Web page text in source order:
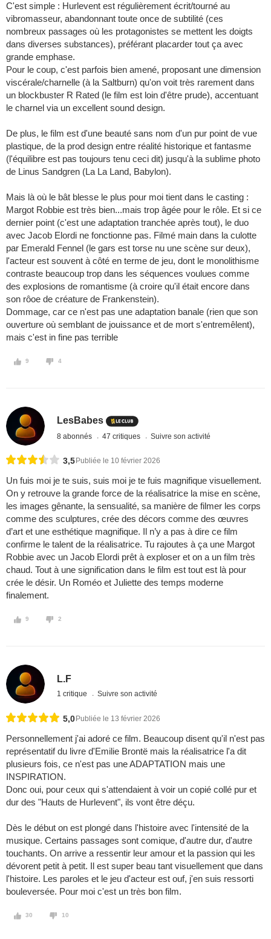
C'est simple : Hurlevent est régulièrement écrit/tourné au
vibromasseur, abandonnant toute once de subtilité (ces
nombreux passages où les protagonistes se mettent les doigts
dans diverses substances), préférant placarder tout ça avec
grande emphase.
Pour le coup, c'est parfois bien amené, proposant une dimension
viscérale/charnelle (à la Saltburn) qu'on voit très rarement dans
un blockbuster R Rated (le film est loin d'être prude), accentuant
le charnel via un excellent sound design.
De plus, le film est d'une beauté sans nom d'un pur point de vue
plastique, de la prod design entre réalité historique et fantasme
(l'équilibre est pas toujours tenu ceci dit) jusqu'à la sublime photo
de Linus Sandgren (La La Land, Babylon).
Mais là où le bât blesse le plus pour moi tient dans le casting :
Margot Robbie est très bien...mais trop âgée pour le rôle. Et si ce
dernier point (c'est une adaptation tranchée après tout), le duo
avec Jacob Elordi ne fonctionne pas. Filmé main dans la culotte
par Emerald Fennel (le gars est torse nu une scène sur deux),
l'acteur est souvent à côté en terme de jeu, dont le monolithisme
contraste beaucoup trop dans les séquences voulues comme
des explosions de romantisme (à croire qu'il était encore dans
son rôoe de créature de Frankenstein).
Dommage, car ce n'est pas une adaptation banale (rien que son
ouverture où semblant de jouissance et de mort s'entremêlent),
mais c'est in fine pas terrible
9 4
LesBabes
8 abonnés 47 critiques Suivre son activité
3,5 Publiée le 10 février 2026
Un fuis moi je te suis, suis moi je te fuis magnifique visuellement.
On y retrouve la grande force de la réalisatrice la mise en scène,
les images gênante, la sensualité, sa manière de filmer les corps
comme des sculptures, crée des décors comme des œuvres
d’art et une esthétique magnifique. Il n’y a pas à dire ce film
confirme le talent de la réalisatrice. Tu rajoutes à ça une Margot
Robbie avec un Jacob Elordi prêt à exploser et on a un film très
chaud. Tout à une signification dans le film est tout est là pour
crée le désir. Un Roméo et Juliette des temps moderne
finalement.
9 2
L.F
1 critique Suivre son activité
5,0 Publiée le 13 février 2026
Personnellement j'ai adoré ce film. Beaucoup disent qu'il n'est pas
représentatif du livre d'Emilie Brontë mais la réalisatrice l'a dit
plusieurs fois, ce n'est pas une ADAPTATION mais une
INSPIRATION.
Donc oui, pour ceux qui s'attendaient à voir un copié collé pur et
dur des "Hauts de Hurlevent", ils vont être déçu.
Dès le début on est plongé dans l'histoire avec l'intensité de la
musique. Certains passages sont comique, d'autre dur, d'autre
touchants. On arrive a ressentir leur amour et la passion qui les
dévorent petit à petit. Il est super beau tant visuellement que dans
l'histoire. Les paroles et le jeu d'acteur est ouf, j'en suis ressorti
bouleversée. Pour moi c'est un très bon film.
30 10